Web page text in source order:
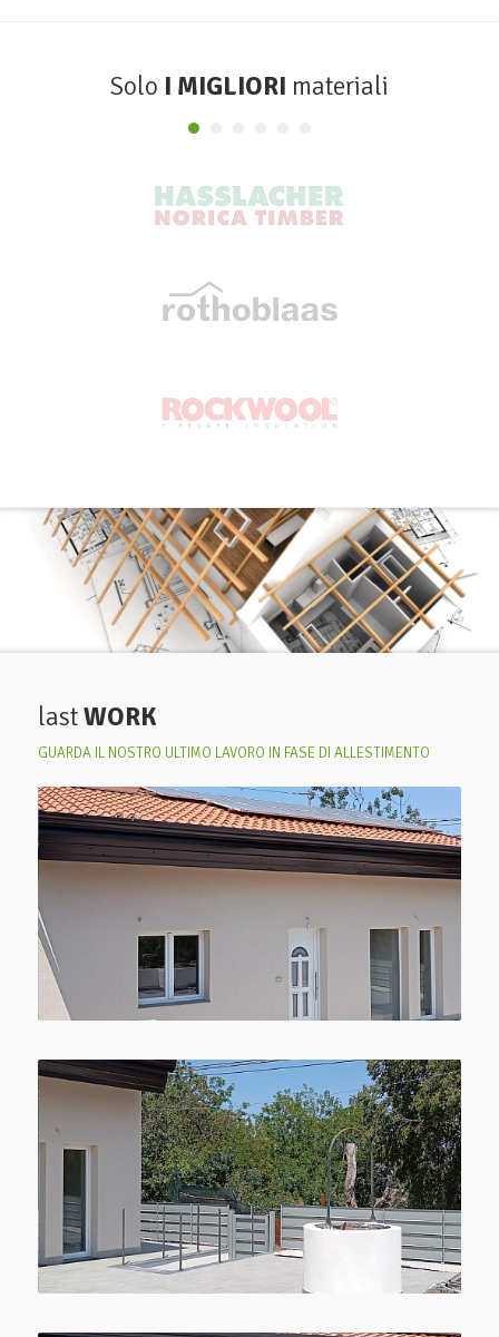
Solo I MIGLIORI materiali
lastWORK
GUARDA IL NOSTRO ULTIMO LAVORO IN FASE DI ALLESTIMENTO